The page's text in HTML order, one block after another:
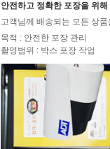
안전하고 정확한 포장을 위
고객님께 배송되는 모든 상
목적 : 안전한 포장 관리
촬영범위 : 박스 포장 작업